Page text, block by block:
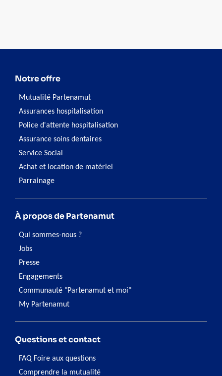
Notre offre
Mutualité Partenamut
Assurances hospitalisation
Police d'attente hospitalisation
Assurance soins dentaires
Service Social
Achat et location de matériel
Parrainage
À propos de Partenamut
Qui sommes-nous ?
Jobs
Presse
Engagements
Communauté "Partenamut et moi"
My Partenamut
Questions et contact
FAQ Foire aux questions
Comprendre la mutualité